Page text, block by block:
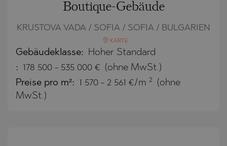
Boutique-Gebäude
KRUSTOVA VADA / SOFIA / SOFIA / BULGARIEN
KARTE
Gebäudeklasse: Hoher Standard
: 178 500 - 535 000 € (ohne MwSt.)
Preise pro m²: 1 570 - 2 561 €/m 2
(ohne
MwSt.)